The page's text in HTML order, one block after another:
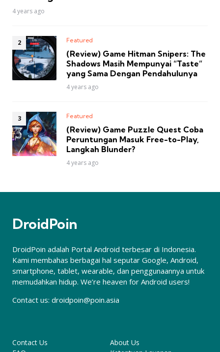
4 years ago
Featured
(Review) Game Hitman Snipers: The
Shadows Masih Mempunyai “Taste”
yang Sama Dengan Pendahulunya
4 years ago
Featured
(Review) Game Puzzle Quest Coba
Peruntungan Masuk Free-to-Play,
Langkah Blunder?
4 years ago
DroidPoin
DroidPoin adalah Portal Android terbesar di Indonesia.
Kami membahas berbagai hal seputar Google, Android,
smartphone, tablet, wearable, dan penggunaannya untuk
memudahkan hidup. We’re heaven for Android users!
Contact us: droidpoin@poin.asia
Contact Us
About Us